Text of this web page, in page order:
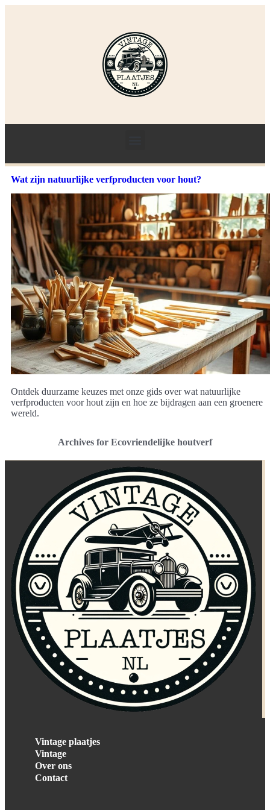
Wat zijn natuurlijke verfproducten voor hout?
Ontdek duurzame keuzes met onze gids over wat natuurlijke
verfproducten voor hout zijn en hoe ze bijdragen aan een groenere
wereld.
Archives for Ecovriendelijke houtverf
Vintage plaatjes
Vintage
Over ons
Contact